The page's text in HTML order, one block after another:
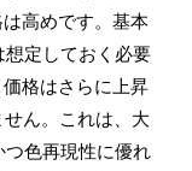
高めです。基本
想定しておく必要
格はさらに上昇
ん。これは、大
色再現性に優れ